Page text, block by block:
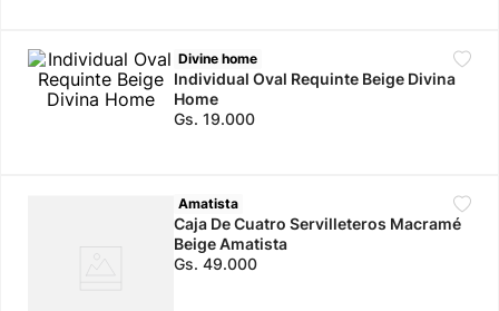
10. calzado
Divine home
Individual Oval Requinte Beige Divina
Home
Gs. 19.000
Amatista
Caja De Cuatro Servilleteros Macramé
Beige Amatista
Gs. 49.000